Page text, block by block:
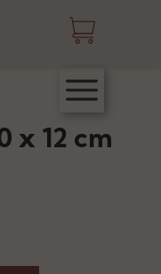
x 12 cm